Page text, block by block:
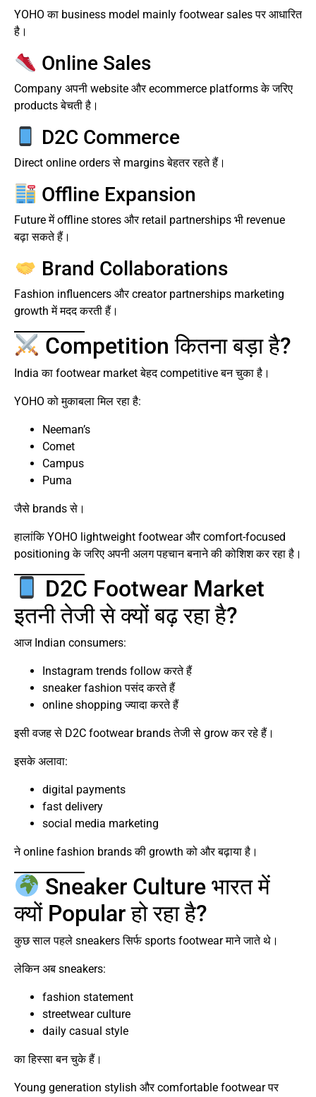
YOHO का business model mainly footwear sales पर आधारित
है।
Online Sales
Company अपनी website और ecommerce platforms के जरिए
products बेचती है।
D2C Commerce
Direct online orders से margins बेहतर रहते हैं।
Offline Expansion
Future में offline stores और retail partnerships भी revenue
बढ़ा सकते हैं।
Brand Collaborations
Fashion influencers और creator partnerships marketing
growth में मदद करती हैं।
Competition कितना बड़ा है?
India का footwear market बेहद competitive बन चुका है।
YOHO को मुकाबला मिल रहा है:
Neeman’s
Comet
Campus
Puma
जैसे brands से।
हालांकि YOHO lightweight footwear और comfort-focused
positioning के जरिए अपनी अलग पहचान बनाने की कोशिश कर रहा है।
D2C Footwear Market
इतनी तेजी से क्यों बढ़ रहा है?
आज Indian consumers:
Instagram trends follow करते हैं
sneaker fashion पसंद करते हैं
online shopping ज्यादा करते हैं
इसी वजह से D2C footwear brands तेजी से grow कर रहे हैं।
इसके अलावा:
digital payments
fast delivery
social media marketing
ने online fashion brands की growth को और बढ़ाया है।
Sneaker Culture भारत में
क्यों Popular हो रहा है?
कुछ साल पहले sneakers सिर्फ sports footwear माने जाते थे।
लेकिन अब sneakers:
fashion statement
streetwear culture
daily casual style
का हिस्सा बन चुके हैं।
Young generation stylish और comfortable footwear पर